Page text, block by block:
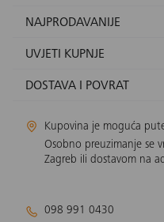
NAJPRODAVANIJE
UVJETI KUPNJE
DOSTAVA I POVRAT
Kupovina je moguća
Osobno preuzimanje se
Zagreb ili dostavom na
098 991 0430